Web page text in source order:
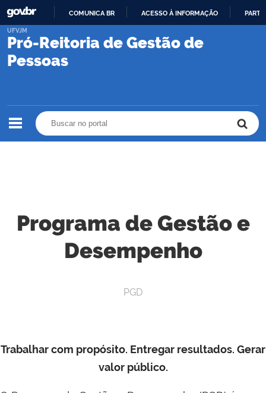
PARA
COMUNICA BR ACESSO À INFORMAÇÃO
Pró-Reitoria de Gestão de
Pessoas
UFVJM
Programa de Gestão e
Desempenho
PGD
Trabalhar com propósito. Entregar resultados. Gerar
valor público.